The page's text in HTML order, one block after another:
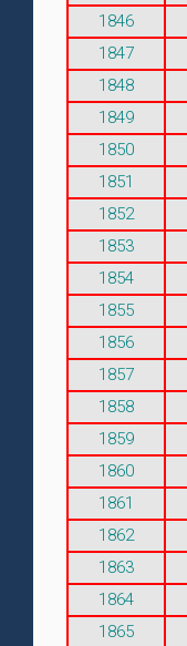
1846
1847
1848
1849
1850
1851
1852
1853
1854
1855
1856
1857
1858
1859
1860
1861
1862
1863
1864
1865